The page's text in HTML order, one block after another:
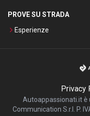
PROVE SU STRADA
Esperienze
Privacy
Autoappassionati.it è
Communication S.r.l. P.